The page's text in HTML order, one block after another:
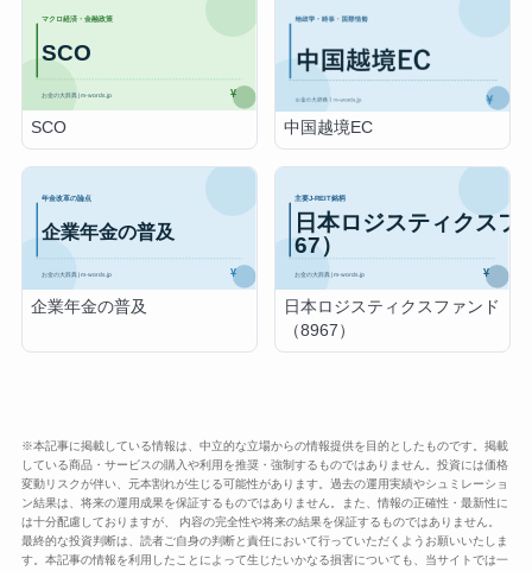
SCO 中国越境EC
企業年金の普及
日本ロジスティクスファンド
（8967）
※本記事に掲載している情報は、中立的な立場からの情報提供を目的としたものです。掲載
している商品・サービスの購入や利用を推奨・強制するものではありません。投資には価格
変動リスクが伴い、元本割れが生じる可能性があります。過去の運用実績やシュミレーショ
ン結果は、将来の運用成果を保証するものではありません。また、情報の正確性・最新性に
は十分配慮しておりますが、 内容の完全性や将来の結果を保証するものではありません。
最終的な投資判断は、読者ご自身の判断と責任において行っていただくようお願いいたしま
す。本記事の情報を利用したことによって生じたいかなる損害についても、当サイトでは一